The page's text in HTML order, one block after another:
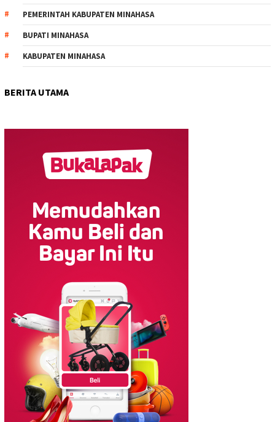
PEMERINTAH KABUPATEN MINAHASA
BUPATI MINAHASA
KABUPATEN MINAHASA
BERITA UTAMA